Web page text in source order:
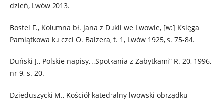
dzień, Lwów 2013.
Bostel F., Kolumna bł. Jana z Dukli we Lwowie, [w:] Księga
Pamiątkowa ku czci O. Balzera, t. 1, Lwów 1925, s. 75-84.
Duński J., Polskie napisy, „Spotkania z Zabytkami” R. 20, 1996,
nr 9, s. 20.
Dzieduszycki M., Kościół katedralny lwowski obrządku